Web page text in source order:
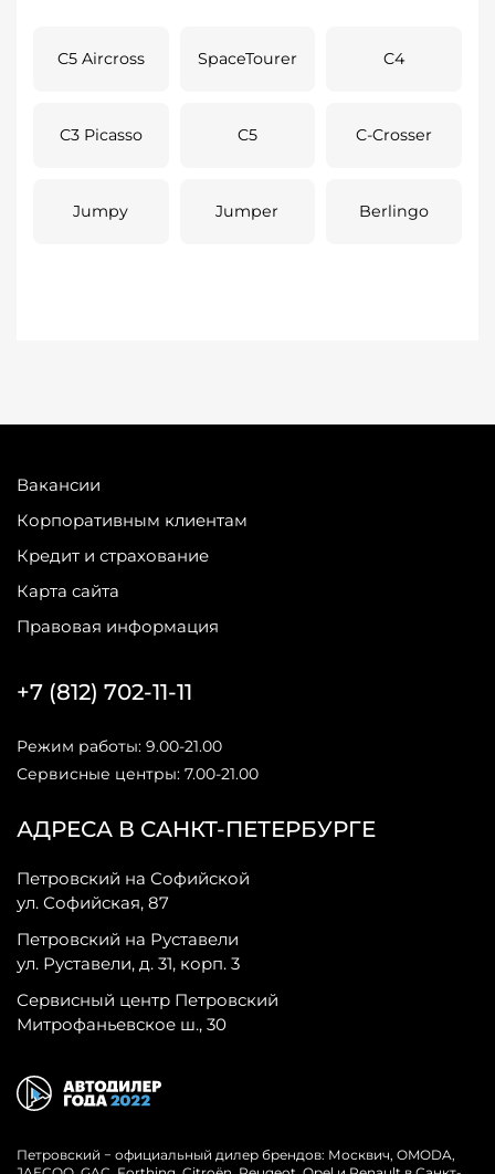
C5 Aircross SpaceTourer C4
C3 Picasso C5 C-Crosser
Jumpy Jumper Berlingo
Вакансии
Корпоративным клиентам
Кредит и страхование
Карта сайта
Правовая информация
АДРЕСА В САНКТ-ПЕТЕРБУРГЕ
Петровский на Софийской
ул. Софийская, 87
Петровский на Руставели
ул. Руставели, д. 31, корп. 3
Сервисный центр Петровский
Митрофаньевское ш., 30
+7 (812) 702-11-11
Режим работы: 9.00-21.00
Сервисные центры: 7.00-21.00
Петровский − официальный дилер брендов: Москвич, OMODA,